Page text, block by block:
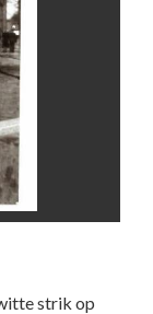
strik op